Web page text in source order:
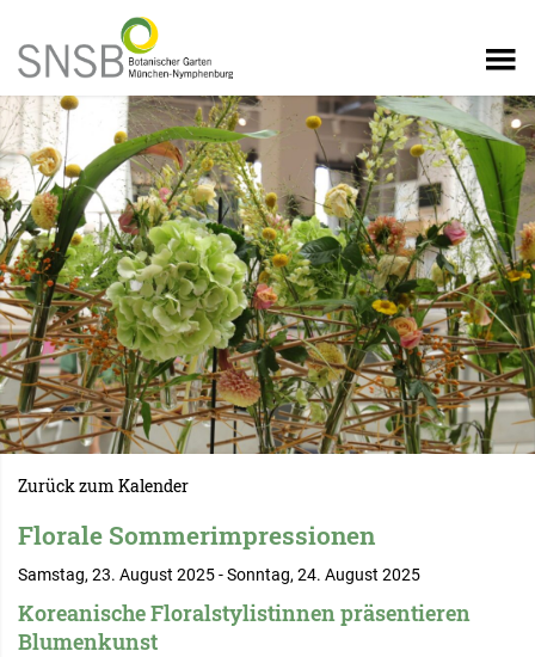
Zurück zum Kalender
Florale Sommerimpressionen
Samstag, 23. August 2025 - Sonntag, 24. August 2025
Koreanische Floralstylistinnen präsentieren
Blumenkunst